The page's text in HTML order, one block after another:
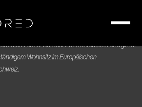
(EU)
zuletzt am 8. Oktober 2025 aktualisiert und gilt für
Wohnsitz im Europäischen